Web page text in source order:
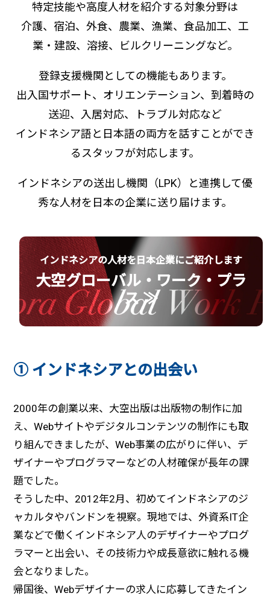
特定技能や高度人材を紹介する対象分野は
介護、宿泊、外食、農業、漁業、食品加工、工
業・建設、溶接、ビルクリーニングなど。
登録支援機関としての機能もあります。
出入国サポート、オリエンテーション、到着時の
送迎、入居対応、トラブル対応など
インドネシア語と日本語の両方を話すことができ
るスタッフが対応します。
インドネシアの送出し機関（LPK）と連携して優
秀な人材を日本の企業に送り届けます。
インドネシアの人材を日本企業にご紹介します
大空グローバル・ワーク・プラ
ス ≫
① インドネシアとの出会い
2000年の創業以来、大空出版は出版物の制作に加
え、Webサイトやデジタルコンテンツの制作にも取
り組んできましたが、Web事業の広がりに伴い、デ
ザイナーやプログラマーなどの人材確保が長年の課
題でした。
そうした中、2012年2月、初めてインドネシアのジ
ャカルタやバンドンを視察。現地では、外資系IT企
業などで働くインドネシア人のデザイナーやプログ
ラマーと出会い、その技術力や成長意欲に触れる機
会となりました。
帰国後、Webデザイナーの求人に応募してきたイン